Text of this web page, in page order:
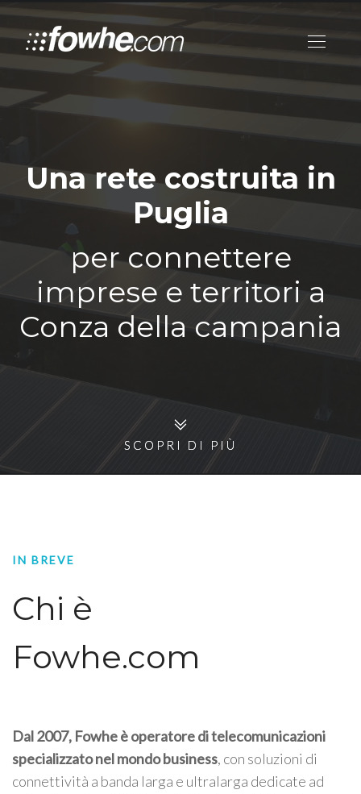
Una rete costruita in
Puglia
per connettere
imprese e territori a
Conza della campania
SCOPRI DI PIÙ
SCOPRI DI PIÙ
IN BREVE
Chi è
Fowhe.com
Dal 2007, Fowhe è operatore di telecomunicazioni
specializzato nel mondo business, con soluzioni di
connettività a banda larga e ultralarga dedicate ad